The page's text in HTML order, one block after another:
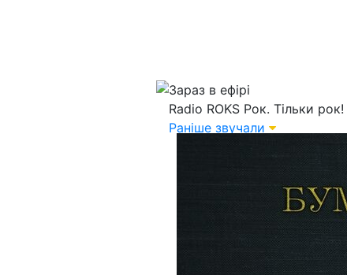
Зараз в ефірі
Radio ROKS Рок. Тільки рок!
Раніше звучали